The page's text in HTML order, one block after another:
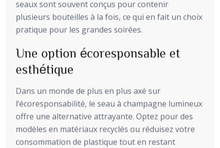
seaux sont souvent conçus pour contenir
plusieurs bouteilles à la fois, ce qui en fait un choix
pratique pour les grandes soirées.
Une option écoresponsable et
esthétique
Dans un monde de plus en plus axé sur
l’écoresponsabilité, le seau à champagne lumineux
offre une alternative attrayante. Optez pour des
modèles en matériaux recyclés ou réduisez votre
consommation de plastique tout en restant